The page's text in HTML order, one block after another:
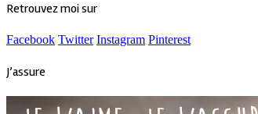
Retrouvez moi sur
Facebook Twitter Instagram Pinterest
J’assure